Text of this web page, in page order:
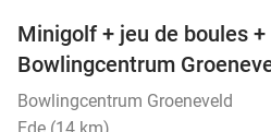
NEW
TODAY
Minigolf + jeu de boules
Bowlingcentrum
Bowlingcentrum Groeneveld